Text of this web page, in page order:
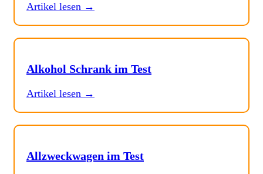
Artikel lesen →
Alkohol Schrank im Test
Artikel lesen →
Allzweckwagen im Test